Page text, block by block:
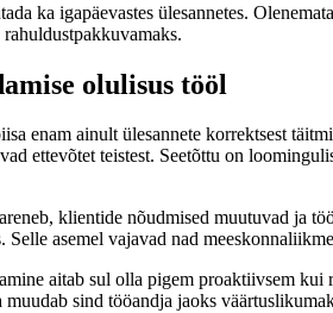
ka igapäevastes ülesannetes.
olulisus tööl
enam ainult ülesannete korrektsest
ettevõtet teistest. Seetõttu on
klientide nõudmised muutuvad ja
Selle asemel vajavad nad
aitab sul olla pigem proaktiivsem kui
sind tööandja jaoks